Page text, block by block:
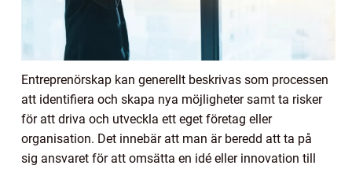
Entreprenörskap kan generellt beskrivas som processen
att identifiera och skapa nya möjligheter samt ta risker
för att driva och utveckla ett eget företag eller
organisation. Det innebär att man är beredd att ta på
sig ansvaret för att omsätta en idé eller innovation till